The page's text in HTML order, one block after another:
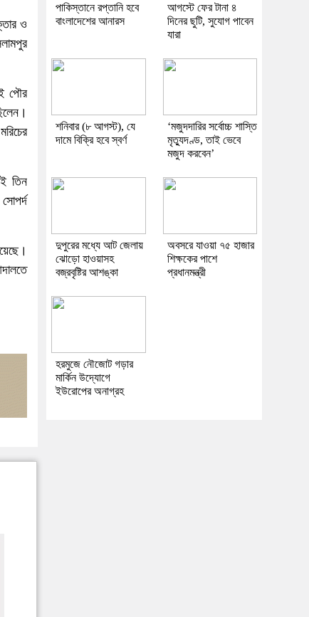
ও
পৌর
তিন
পাকিস্তানে রপ্তানি হবে
বাংলাদেশের আনারস
আগস্টে ফের টানা ৪
দিনের ছুটি, সুযোগ পাবেন
যারা
শনিবার (৮ আগস্ট), যে
দামে বিক্রি হবে স্বর্ণ
‘মজুদদারির সর্বোচ্চ শাস্তি
মৃত্যুদণ্ড, তাই ভেবে
মজুদ করবেন’
দুপুরের মধ্যে আট জেলায়
ঝোড়ো হাওয়াসহ
বজ্রবৃষ্টির আশঙ্কা
অবসরে যাওয়া ৭৫ হাজার
শিক্ষকের পাশে
প্রধানমন্ত্রী
হরমুজে নৌজোট গড়ার
মার্কিন উদ্যোগে
ইউরোপের অনাগ্রহ